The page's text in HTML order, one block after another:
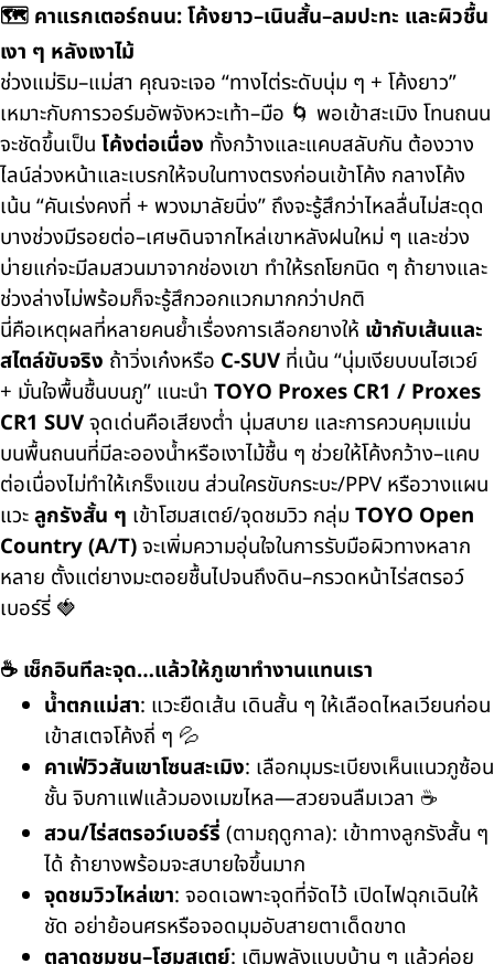
🗺️ คาแรกเตอร์ถนน: โค้งยาว–เนินสั้น–ลมปะทะ และผิวชื้น
เงา ๆ หลังเงาไม้
ช่วงแม่ริม–แม่สา คุณจะเจอ “ทางไต่ระดับนุ่ม ๆ + โค้งยาว”
เหมาะกับการวอร์มอัพจังหวะเท้า–มือ 🌀 พอเข้าสะเมิง โทนถนน
จะชัดขึ้นเป็น โค้งต่อเนื่อง ทั้งกว้างและแคบสลับกัน ต้องวาง
ไลน์ล่วงหน้าและเบรกให้จบในทางตรงก่อนเข้าโค้ง กลางโค้ง
เน้น “คันเร่งคงที่ + พวงมาลัยนิ่ง” ถึงจะรู้สึกว่าไหลลื่นไม่สะดุด
บางช่วงมีรอยต่อ–เศษดินจากไหล่เขาหลังฝนใหม่ ๆ และช่วง
บ่ายแก่จะมีลมสวนมาจากช่องเขา ทำให้รถโยกนิด ๆ ถ้ายางและ
ช่วงล่างไม่พร้อมก็จะรู้สึกวอกแวกมากกว่าปกติ
นี่คือเหตุผลที่หลายคนย้ำเรื่องการเลือกยางให้ เข้ากับเส้นและ
สไตล์ขับจริง ถ้าวิ่งเก๋งหรือ C-SUV ที่เน้น “นุ่มเงียบบนไฮเวย์
+ มั่นใจพื้นชื้นบนภู” แนะนำ TOYO Proxes CR1 / Proxes
CR1 SUVจุดเด่นคือเสียงต่ำ นุ่มสบาย และการควบคุมแม่น
บนพื้นถนนที่มีละอองน้ำหรือเงาไม้ชื้น ๆ ช่วยให้โค้งกว้าง–แคบ
ต่อเนื่องไม่ทำให้เกร็งแขน ส่วนใครขับกระบะ/PPV หรือวางแผน
แวะลูกรังสั้น ๆ เข้าโฮมสเตย์/จุดชมวิว กลุ่ม TOYO Open
Country (A/T)จะเพิ่มความอุ่นใจในการรับมือผิวทางหลาก
หลาย ตั้งแต่ยางมะตอยชื้นไปจนถึงดิน–กรวดหน้าไร่สตรอว์
เบอร์รี่ 🍓
☕ เช็กอินทีละจุด…แล้วให้ภูเขาทำงานแทนเรา
น้ำตกแม่สา: แวะยืดเส้น เดินสั้น ๆ ให้เลือดไหลเวียนก่อน
เข้าสเตจโค้งถี่ ๆ 💦
คาเฟ่วิวสันเขาโซนสะเมิง: เลือกมุมระเบียงเห็นแนวภูซ้อน
ชั้น จิบกาแฟแล้วมองเมฆไหล—สวยจนลืมเวลา ☕
สวน/ไร่สตรอว์เบอร์รี่ (ตามฤดูกาล): เข้าทางลูกรังสั้น ๆ
ได้ ถ้ายางพร้อมจะสบายใจขึ้นมาก
จุดชมวิวไหล่เขา: จอดเฉพาะจุดที่จัดไว้ เปิดไฟฉุกเฉินให้
ชัด อย่าย้อนศรหรือจอดมุมอับสายตาเด็ดขาด
ตลาดชุมชน–โฮมสเตย์: เติมพลังแบบบ้าน ๆ แล้วค่อย